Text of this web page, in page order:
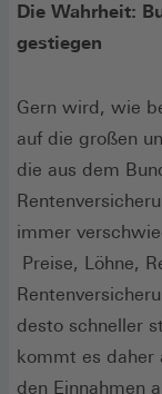
Die Wahrheit:
gestiegen
Gern wird, wie
auf die großen
die aus dem
immer
Preise, Löhne,
desto schneller
kommt es daher
den Einnahmen